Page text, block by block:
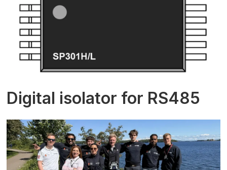
Digital isolator for RS485